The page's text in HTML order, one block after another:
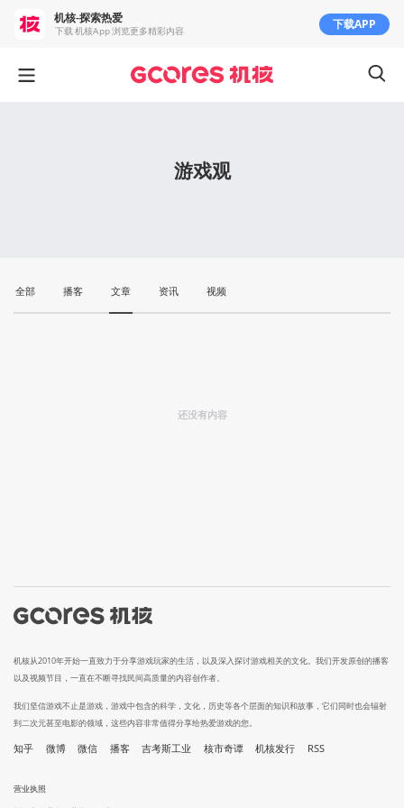
游戏观
全部 播客 文章 资讯 视频
还没有内容
机核从2010年开始一直致力于分享游戏玩家的生活，以及深入探讨游戏相关的文化。我们开发原创的播客
以及视频节目，一直在不断寻找民间高质量的内容创作者。
我们坚信游戏不止是游戏，游戏中包含的科学，文化，历史等各个层面的知识和故事，它们同时也会辐射
到二次元甚至电影的领域，这些内容非常值得分享给热爱游戏的您。
知乎 微博 微信 播客 吉考斯工业 核市奇谭 机核发行 RSS
营业执照
机核-探索热爱
下载 机核App 浏览更多精彩内容 下载APP